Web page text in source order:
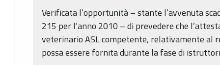
Verificata l’opportunità – stante l’avvenuta
215 per l’anno 2010 – di prevedere che
veterinario ASL competente, relativamente al
possa essere fornita durante la fase di